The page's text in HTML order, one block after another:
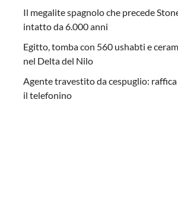
Il megalite spagnolo che precede
intatto da 6.000 anni
Egitto, tomba con 560 ushabti e
nel Delta del Nilo
Agente travestito da cespuglio:
il telefonino